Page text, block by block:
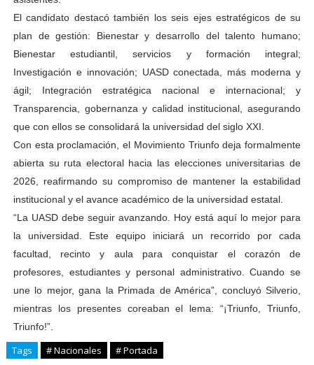
El candidato destacó también los seis ejes estratégicos de su
plan de gestión: Bienestar y desarrollo del talento humano;
Bienestar estudiantil, servicios y formación integral;
Investigación e innovación; UASD conectada, más moderna y
ágil; Integración estratégica nacional e internacional; y
Transparencia, gobernanza y calidad institucional, asegurando
que con ellos se consolidará la universidad del siglo XXI.
Con esta proclamación, el Movimiento Triunfo deja formalmente
abierta su ruta electoral hacia las elecciones universitarias de
2026, reafirmando su compromiso de mantener la estabilidad
institucional y el avance académico de la universidad estatal.
“La UASD debe seguir avanzando. Hoy está aquí lo mejor para
la universidad. Este equipo iniciará un recorrido por cada
facultad, recinto y aula para conquistar el corazón de
profesores, estudiantes y personal administrativo. Cuando se
une lo mejor, gana la Primada de América”, concluyó Silverio,
mientras los presentes coreaban el lema: “¡Triunfo, Triunfo,
Triunfo!”.
Tags # Nacionales # Portada